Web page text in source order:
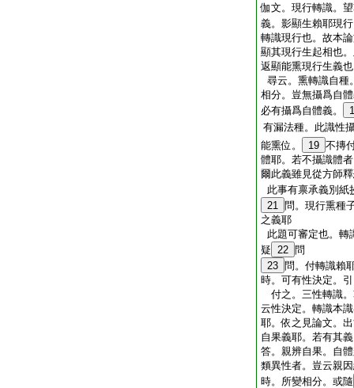
伽文。現行轉識。
義。影顯生賴耶現
轉識現行也。故本
顯其現行生起相也
返顯能熏現行生義也
尋云。熏轉識自種
相分。豈無攝爲自
必有攝爲自體義。
有漏法種。此識性
能熏位。
19 不摶
體耶。若不攝識體
爾此義雖見從方師
此事有禀承義別紙
21 問。現行熏種
之義耶
此題可審定也。轉
疑 22 問
23 問。付轉識賴
時。可有性決定。
付之。三性轉識
云性決定。轉識本
耶。依之見論文。
自果義耶。若有其
答。親辨自果。自
類異性者。豈云親
時。所變相分。或隨